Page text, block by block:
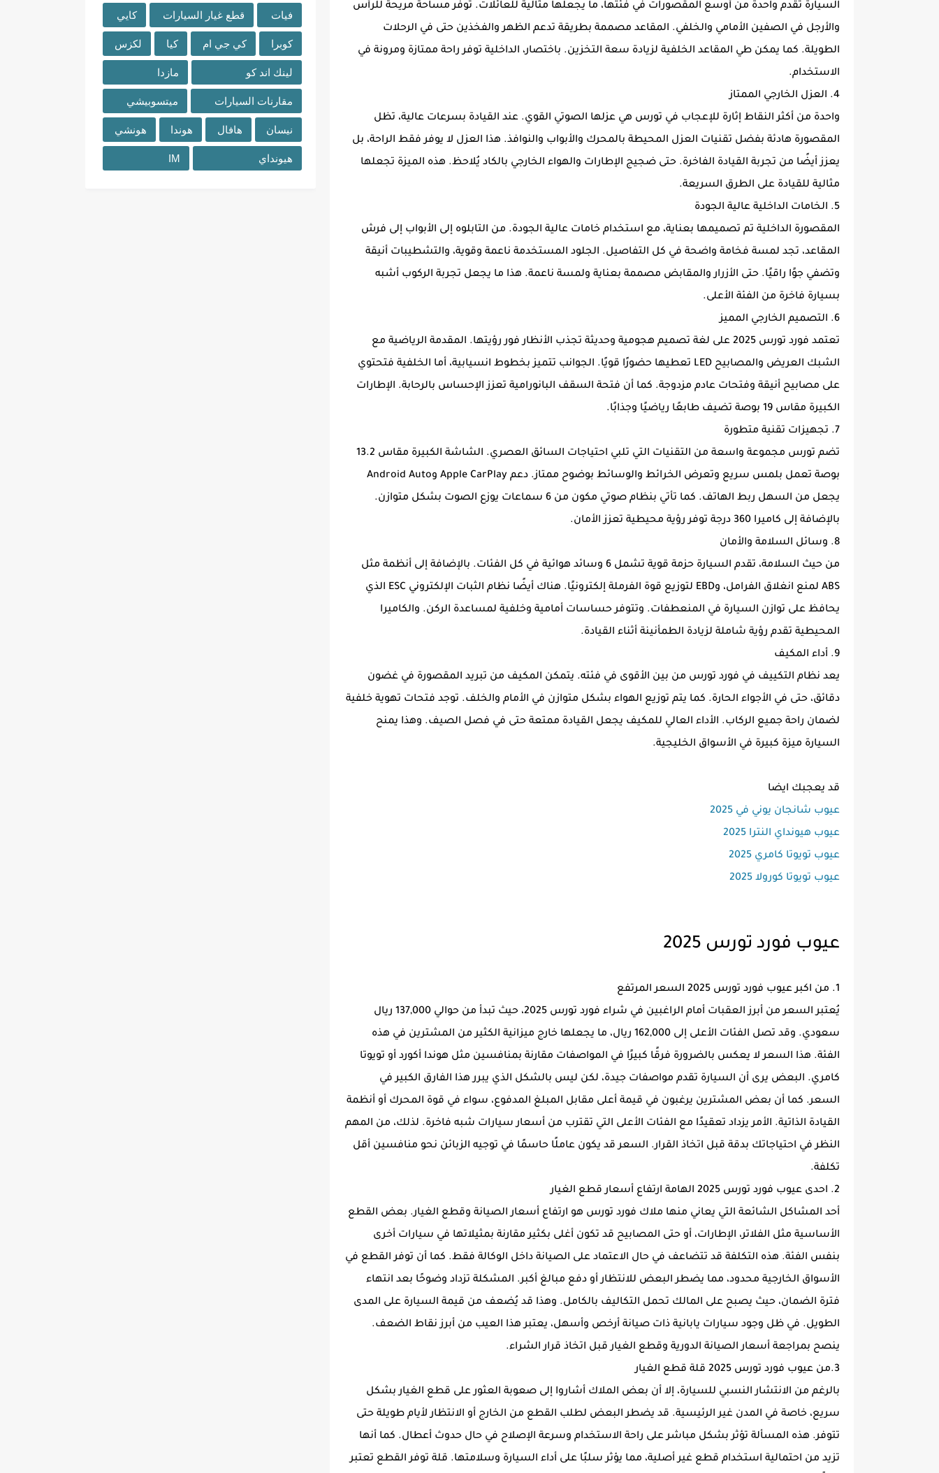
السيارة تقدم واحدة من أوسع المقصورات في فئتها، ما يجعلها مثالية للعائلات. توفر مساحة مريحة للرأس
والأرجل في الصفين الأمامي والخلفي. المقاعد مصممة بطريقة تدعم الظهر والفخذين حتى في الرحلات
الطويلة. كما يمكن طي المقاعد الخلفية لزيادة سعة التخزين. باختصار، الداخلية توفر راحة ممتازة ومرونة في
الاستخدام.
4. العزل الخارجي الممتاز
واحدة من أكثر النقاط إثارة للإعجاب في تورس هي عزلها الصوتي القوي. عند القيادة بسرعات عالية، تظل
المقصورة هادئة بفضل تقنيات العزل المحيطة بالمحرك والأبواب والنوافذ. هذا العزل لا يوفر فقط الراحة، بل
يعزز أيضًا من تجربة القيادة الفاخرة. حتى ضجيج الإطارات والهواء الخارجي بالكاد يُلاحظ. هذه الميزة تجعلها
مثالية للقيادة على الطرق السريعة.
5. الخامات الداخلية عالية الجودة
المقصورة الداخلية تم تصميمها بعناية، مع استخدام خامات عالية الجودة. من التابلوه إلى الأبواب إلى فرش
المقاعد، تجد لمسة فخامة واضحة في كل التفاصيل. الجلود المستخدمة ناعمة وقوية، والتشطيبات أنيقة
وتضفي جوًا راقيًا. حتى الأزرار والمقابض مصممة بعناية ولمسة ناعمة. هذا ما يجعل تجربة الركوب أشبه
بسيارة فاخرة من الفئة الأعلى.
6. التصميم الخارجي المميز
تعتمد فورد تورس 2025 على لغة تصميم هجومية وحديثة تجذب الأنظار فور رؤيتها. المقدمة الرياضية مع
الشبك العريض والمصابيح LED تعطيها حضورًا قويًا. الجوانب تتميز بخطوط انسيابية، أما الخلفية فتحتوي
على مصابيح أنيقة وفتحات عادم مزدوجة. كما أن فتحة السقف البانورامية تعزز الإحساس بالرحابة. الإطارات
الكبيرة مقاس 19 بوصة تضيف طابعًا رياضيًا وجذابًا.
7. تجهيزات تقنية متطورة
تضم تورس مجموعة واسعة من التقنيات التي تلبي احتياجات السائق العصري. الشاشة الكبيرة مقاس 13.2
بوصة تعمل بلمس سريع وتعرض الخرائط والوسائط بوضوح ممتاز. دعم Apple CarPlay وAndroid Auto
يجعل من السهل ربط الهاتف. كما تأتي بنظام صوتي مكون من 6 سماعات يوزع الصوت بشكل متوازن.
بالإضافة إلى كاميرا 360 درجة توفر رؤية محيطية تعزز الأمان.
8. وسائل السلامة والأمان
من حيث السلامة، تقدم السيارة حزمة قوية تشمل 6 وسائد هوائية في كل الفئات. بالإضافة إلى أنظمة مثل
ABS لمنع انغلاق الفرامل، وEBD لتوزيع قوة الفرملة إلكترونيًا. هناك أيضًا نظام الثبات الإلكتروني ESC الذي
يحافظ على توازن السيارة في المنعطفات. وتتوفر حساسات أمامية وخلفية لمساعدة الركن. والكاميرا
المحيطية تقدم رؤية شاملة لزيادة الطمأنينة أثناء القيادة.
9. أداء المكيف
يعد نظام التكييف في فورد تورس من بين الأقوى في فئته. يتمكن المكيف من تبريد المقصورة في غضون
دقائق، حتى في الأجواء الحارة. كما يتم توزيع الهواء بشكل متوازن في الأمام والخلف. توجد فتحات تهوية خلفية
لضمان راحة جميع الركاب. الأداء العالي للمكيف يجعل القيادة ممتعة حتى في فصل الصيف. وهذا يمنح
السيارة ميزة كبيرة في الأسواق الخليجية.
قد يعجبك ايضا
عيوب شانجان يوني في 2025
عيوب هيونداي النترا 2025
عيوب تويوتا كامري 2025
عيوب تويوتا كورولا 2025
عيوب فورد تورس 2025
1. من اكبر عيوب فورد تورس 2025 السعر المرتفع
يُعتبر السعر من أبرز العقبات أمام الراغبين في شراء فورد تورس 2025، حيث تبدأ من حوالي 137,000 ريال
سعودي. وقد تصل الفئات الأعلى إلى 162,000 ريال، ما يجعلها خارج ميزانية الكثير من المشترين في هذه
الفئة. هذا السعر لا يعكس بالضرورة فرقًا كبيرًا في المواصفات مقارنة بمنافسين مثل هوندا أكورد أو تويوتا
كامري. البعض يرى أن السيارة تقدم مواصفات جيدة، لكن ليس بالشكل الذي يبرر هذا الفارق الكبير في
السعر. كما أن بعض المشترين يرغبون في قيمة أعلى مقابل المبلغ المدفوع، سواء في قوة المحرك أو أنظمة
القيادة الذاتية. الأمر يزداد تعقيدًا مع الفئات الأعلى التي تقترب من أسعار سيارات شبه فاخرة. لذلك، من المهم
النظر في احتياجاتك بدقة قبل اتخاذ القرار. السعر قد يكون عاملًا حاسمًا في توجيه الزبائن نحو منافسين أقل
تكلفة.
2. احدى عيوب فورد تورس 2025 الهامة ارتفاع أسعار قطع الغيار
أحد المشاكل الشائعة التي يعاني منها ملاك فورد تورس هو ارتفاع أسعار الصيانة وقطع الغيار. بعض القطع
الأساسية مثل الفلاتر، الإطارات، أو حتى المصابيح قد تكون أغلى بكثير مقارنة بمثيلاتها في سيارات أخرى
بنفس الفئة. هذه التكلفة قد تتضاعف في حال الاعتماد على الصيانة داخل الوكالة فقط. كما أن توفر القطع في
الأسواق الخارجية محدود، مما يضطر البعض للانتظار أو دفع مبالغ أكبر. المشكلة تزداد وضوحًا بعد انتهاء
فترة الضمان، حيث يصبح على المالك تحمل التكاليف بالكامل. وهذا قد يُضعف من قيمة السيارة على المدى
الطويل. في ظل وجود سيارات يابانية ذات صيانة أرخص وأسهل، يعتبر هذا العيب من أبرز نقاط الضعف.
ينصح بمراجعة أسعار الصيانة الدورية وقطع الغيار قبل اتخاذ قرار الشراء.
3.من عيوب فورد تورس 2025 قلة قطع الغيار
بالرغم من الانتشار النسبي للسيارة، إلا أن بعض الملاك أشاروا إلى صعوبة العثور على قطع الغيار بشكل
سريع، خاصة في المدن غير الرئيسية. قد يضطر البعض لطلب القطع من الخارج أو الانتظار لأيام طويلة حتى
تتوفر. هذه المسألة تؤثر بشكل مباشر على راحة الاستخدام وسرعة الإصلاح في حال حدوث أعطال. كما أنها
تزيد من احتمالية استخدام قطع غير أصلية، مما يؤثر سلبًا على أداء السيارة وسلامتها. قلة توفر القطع تعتبر
فيات قطع غيار السيارات كايي
كوبرا كي جي ام كيا لكزس
لينك اند كو مازدا
مقارنات السيارات ميتسوبيشي
نيسان هافال هوندا هونشي
هيونداي IM